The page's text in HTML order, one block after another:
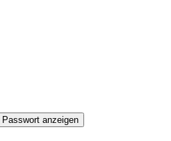
Passwort anzeigen